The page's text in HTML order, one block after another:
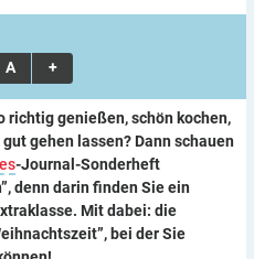
A A
richtig genießen, schön kochen,
gehen lassen? Dann schauen
-Journal-Sonderheft
denn darin finden Sie ein
Mit dabei: die
bei der Sie